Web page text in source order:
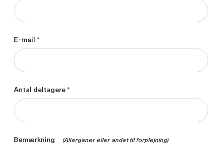
E-mail*
Antal deltagere*
Bemærkning (Allergener eller andet til forplejning)